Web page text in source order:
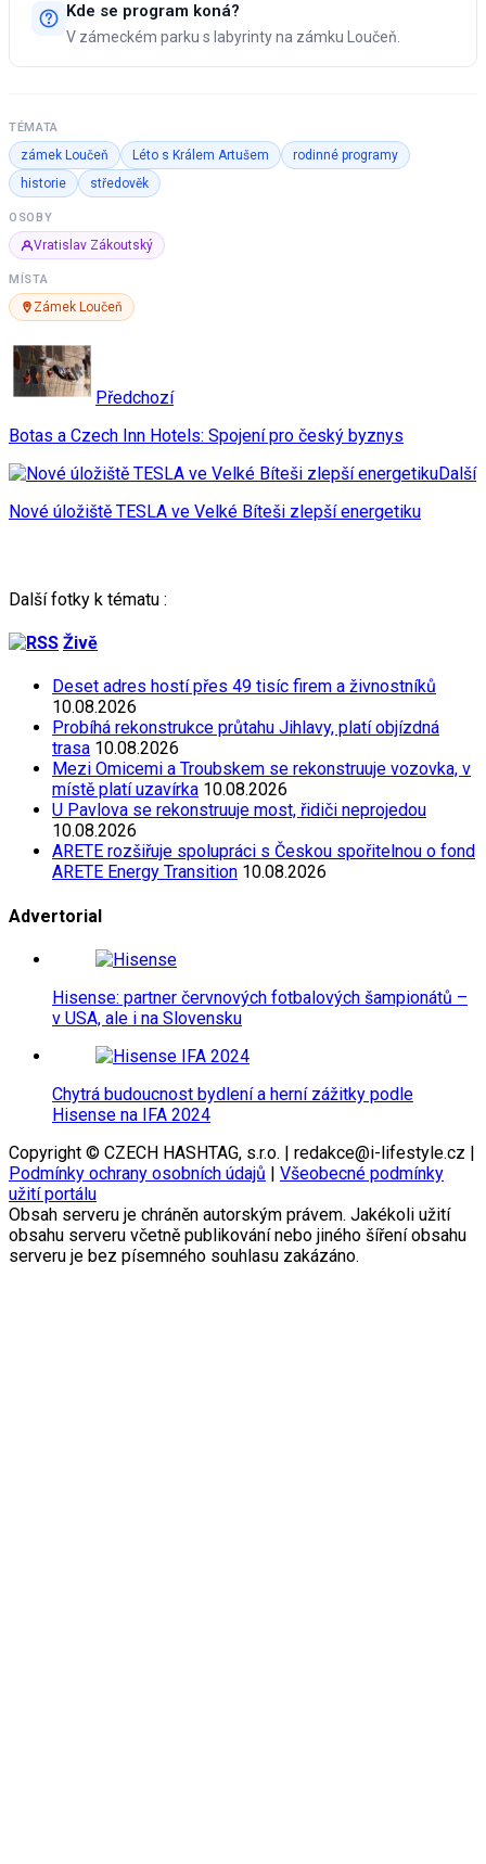
Kde se program koná?
V zámeckém parku s labyrinty na zámku Loučeň.
TÉMATA
zámek Loučeň Léto s Králem Artušem
rodinné programy
historie
středověk
OSOBY
Vratislav Zákoutský
MÍSTA
Zámek Loučeň
Předchozí
Botas a Czech Inn Hotels: Spojení pro český byznys
Další
Nové úložiště TESLA ve Velké Bíteši zlepší energetiku
Další fotky k tématu :
Živě
Deset adres hostí přes 49 tisíc firem a živnostníků
10.08.2026
Probíhá rekonstrukce průtahu Jihlavy, platí objízdná
trasa 10.08.2026
Mezi Omicemi a Troubskem se rekonstruuje vozovka, v
místě platí uzavírka 10.08.2026
U Pavlova se rekonstruuje most, řidiči neprojedou
10.08.2026
ARETE rozšiřuje spolupráci s Českou spořitelnou o fond
ARETE Energy Transition 10.08.2026
Advertorial
Hisense: partner červnových fotbalových šampionátů –
v USA, ale i na Slovensku
Chytrá budoucnost bydlení a herní zážitky podle
Hisense na IFA 2024
Copyright © CZECH HASHTAG, s.r.o. | redakce@i-lifestyle.cz |
Podmínky ochrany osobních údajů | Všeobecné podmínky
užití portálu
Obsah serveru je chráněn autorským právem. Jakékoli užití
obsahu serveru včetně publikování nebo jiného šíření obsahu
serveru je bez písemného souhlasu zakázáno.